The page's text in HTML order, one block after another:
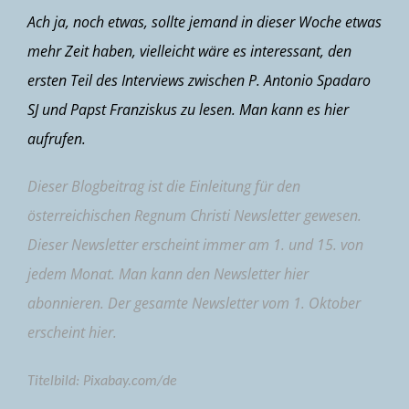
Ach ja, noch etwas, sollte jemand in dieser Woche etwas
mehr Zeit haben, vielleicht wäre es interessant, den
ersten Teil des Interviews zwischen P. Antonio Spadaro
SJ und Papst Franziskus zu lesen. Man kann eshier
aufrufen.
Dieser Blogbeitrag ist die Einleitung für den
österreichischen Regnum Christi Newsletter gewesen.
Dieser Newsletter erscheint immer am 1. und 15. von
jedem Monat. Man kann den Newsletterhier
abonnieren. Der gesamte Newsletter vom 1. Oktober
erscheinthier.
Titelbild: Pixabay.com/de